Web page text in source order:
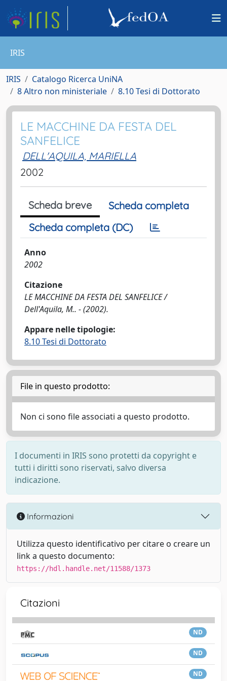
IRIS
IRIS
Catalogo Ricerca UniNA
8 Altro non ministeriale
8.10 Tesi di Dottorato
LE MACCHINE DA FESTA DEL
SANFELICE
DELL'AQUILA, MARIELLA
2002
Scheda breve
Scheda completa
Scheda completa (DC)
Anno
2002
Citazione
LE MACCHINE DA FESTA DEL SANFELICE /
Dell'Aquila, M.. - (2002).
Appare nelle tipologie:
8.10 Tesi di Dottorato
File in questo prodotto:
Non ci sono file associati a questo prodotto.
I documenti in IRIS sono protetti da copyright e
tutti i diritti sono riservati, salvo diversa
indicazione.
Informazioni
Utilizza questo identificativo per citare o creare un
link a questo documento:
https://hdl.handle.net/11588/1373
Citazioni
ND
ND
ND